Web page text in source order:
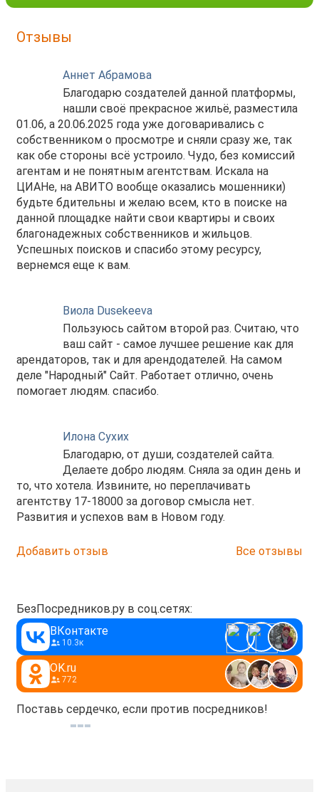
Отзывы
Аннет Абрамова
Благодарю создателей данной платформы,
нашли своё прекрасное жильё, разместила
01.06, а 20.06.2025 года уже договаривались с
собственником о просмотре и сняли сразу же, так
как обе стороны всё устроило. Чудо, без комиссий
агентам и не понятным агентствам. Искала на
ЦИАНе, на АВИТО вообще оказались мошенники)
будьте бдительны и желаю всем, кто в поиске на
данной площадке найти свои квартиры и своих
благонадежных собственников и жильцов.
Успешных поисков и спасибо этому ресурсу,
вернемся еще к вам.
Виола Dusekeeva
Пользуюсь сайтом второй раз. Считаю, что
ваш сайт - самое лучшее решение как для
арендаторов, так и для арендодателей. На самом
деле "Народный" Сайт. Работает отлично, очень
помогает людям. спасибо.
Илона Сухих
Благодарю, от души, создателей сайта.
Делаете добро людям. Сняла за один день и
то, что хотела. Извините, но переплачивать
агентству 17-18000 за договор смысла нет.
Развития и успехов вам в Новом году.
Добавить отзыв Все отзывы
БезПосредников.ру в соц.сетях:
ВКонтакте
10.3к
OK.ru
772
Поставь сердечко, если против посредников!